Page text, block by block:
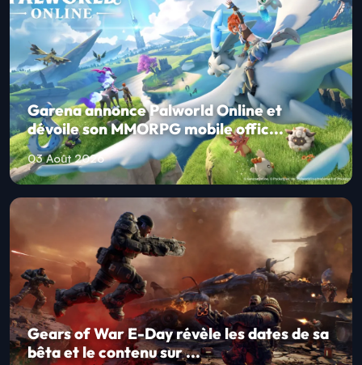
Garena annonce Palworld Online et
dévoile son MMORPG mobile offic...
03 Août 2026
Gears of War E-Day révèle les dates de sa
bêta et le contenu sur ...